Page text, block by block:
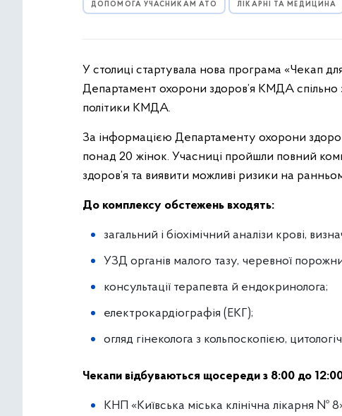
ДОПОМОГА УЧАСНИКАМ АТО ЛІКАРНІ ТА МЕДИЦИНА
У столиці стартувала нова програма «Чекап
Департамент охорони здоров’я КМДА спільно
політики КМДА.
За інформацією Департаменту охорони
понад 20 жінок. Учасниці пройшли повний
здоров’я та виявити можливі ризики на
До комплексу обстежень входять:
загальний і біохімічний аналізи крові,
УЗД органів малого тазу, черевної
консультації терапевта й ендокринолога;
електрокардіографія (ЕКГ);
огляд гінеколога з кольпоскопією,
Чекапи відбуваються щосереди з 8:00 до
КНП «Київська міська клінічна лікарня №